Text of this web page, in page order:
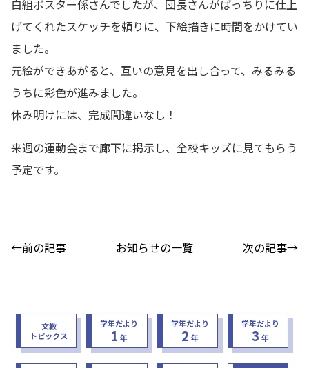
白組ポスター係さんでしたが、団長さんがばっちりに仕上
げてくれたスケッチを頼りに、下絵描きに時間をかけてい
ました。
元絵ができあがると、互いの意見を出し合って、みるみる
うちに彩色が進みました。
休み明けには、完成間違いなし！
来週の運動会まで廊下に掲示し、全校キッズに見てもらう
予定です。
←前の記事 お知らせの一覧 次の記事→
文教
トピックス
学年だより
1 年
学年だより
2 年
学年だより
3 年